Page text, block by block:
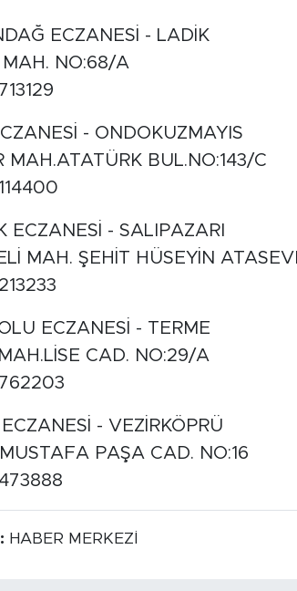
ECZANESİ - LADİK
MAH. NO:68/A
- ONDOKUZMAYIS
MAH.ATATÜRK BUL.NO:143/C
ECZANESİ - SALIPAZARI
MAH. ŞEHİT HÜSEYİN
ECZANESİ - TERME
CAD. NO:29/A
- VEZİRKÖPRÜ
PAŞA CAD. NO:16
HABER MERKEZİ